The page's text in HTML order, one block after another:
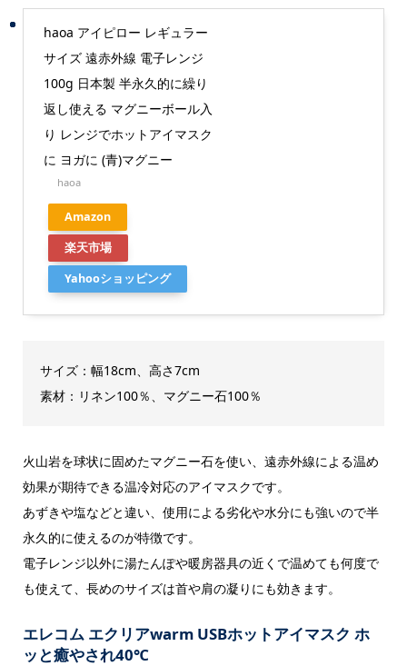
haoa アイピロー レギュラー
サイズ 遠赤外線 電子レンジ
100g 日本製 半永久的に繰り
返し使える マグニーボール入
り レンジでホットアイマスク
に ヨガに (青)マグニー
haoa
Amazon
楽天市場
Yahooショッピング
サイズ：幅18cm、高さ7cm
素材：リネン100％、マグニー石100％
火山岩を球状に固めたマグニー石を使い、遠赤外線による温め
効果が期待できる温冷対応のアイマスクです。
あずきや塩などと違い、使用による劣化や水分にも強いので半
永久的に使えるのが特徴です。
電子レンジ以外に湯たんぽや暖房器具の近くで温めても何度で
も使えて、長めのサイズは首や肩の凝りにも効きます。
エレコム エクリアwarm USBホットアイマスク ホ
ッと癒やされ40℃